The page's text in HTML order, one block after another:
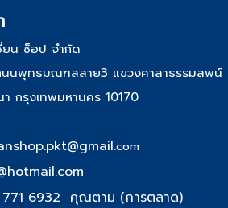
ยน ช็อป จำกัด
นนพุทธมณฑลสาย3 แขวงศาลาธรรมสพน์
กรุงเทพมหานคร 10170
com
6932 คุณตาม (การตลาด)